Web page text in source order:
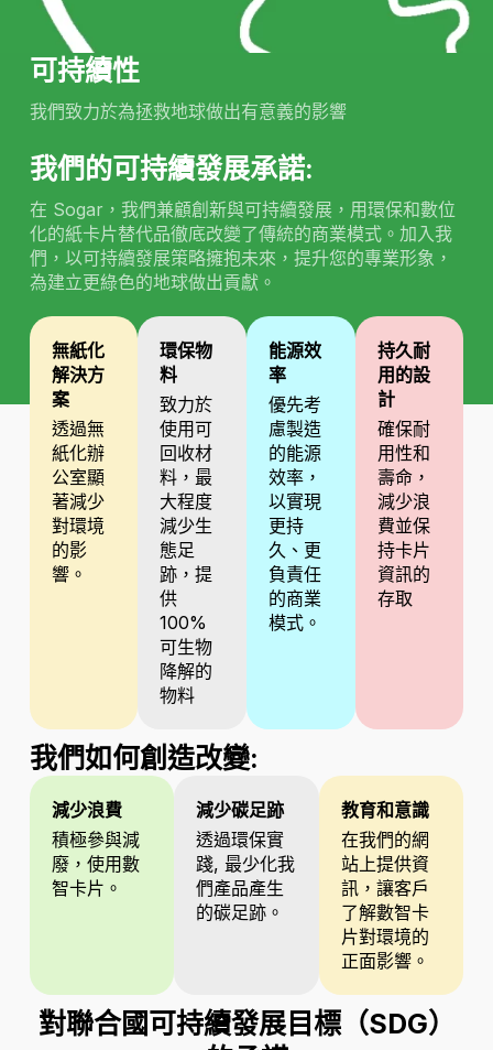
可持續性
我們致力於為拯救地球做出有意義的影響
我們的可持續發展承諾:
在 Sogar，我們兼顧創新與可持續發展，用環保和數位
化的紙卡片替代品徹底改變了傳統的商業模式。加入我
們，以可持續發展策略擁抱未來，提升您的專業形象，
為建立更綠色的地球做出貢獻。
無紙化
解決方
案
透過無
紙化辦
公室顯
著減少
對環境
的影
響。
環保物
料
致力於
使用可
回收材
料，最
大程度
減少生
態足
跡，提
供
100%
可生物
降解的
物料
能源效
率
優先考
慮製造
的能源
效率，
以實現
更持
久、更
負責任
的商業
模式。
持久耐
用的設
計
確保耐
用性和
壽命，
減少浪
費並保
持卡片
資訊的
存取
我們如何創造改變:
減少浪費
積極參與減
廢，使用數
智卡片。
減少碳足跡
透過環保實
踐, 最少化我
們產品產生
的碳足跡。
教育和意識
在我們的網
站上提供資
訊，讓客戶
了解數智卡
片對環境的
正面影響。
對聯合國可持續發展目標（SDG）